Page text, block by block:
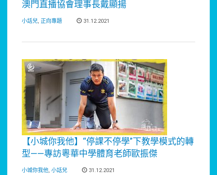
澳門直播協會理事長戴顯揚
小話兒, 正向專題 31.12.2021
【小城你我他】“停課不停學”下教學模式的轉
型——專訪粵華中學體育老師歐振傑
小城你我他, 小話兒 31.12.2021